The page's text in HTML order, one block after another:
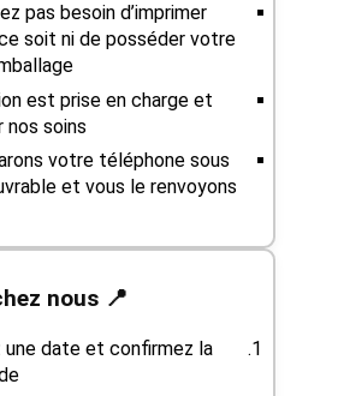
pas besoin d’imprimer
soit ni de posséder votre
est prise en charge et
nos soins.
votre téléphone sous
et vous le renvoyons.
📍 Livrez-le chez nous
une date et confirmez la